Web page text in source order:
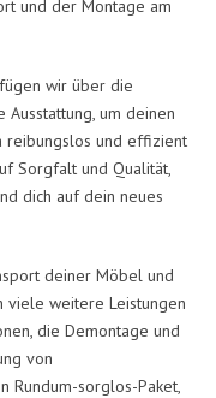
und der Montage am
wir über die
um deinen
reibungslos und effizient
Sorgfalt und Qualität,
dich auf dein neues
deiner Möbel und
viele weitere Leistungen
die Demontage und
von
Rundum-sorglos-Paket,